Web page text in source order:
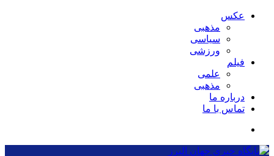
عکس
مذهبی
سیاسی
ورزشی
فیلم
علمی
مذهبی
درباره ما
تماس با ما